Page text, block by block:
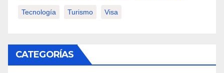
Tecnología Turismo Visa
CATEGORÍAS